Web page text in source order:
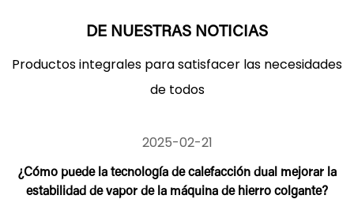
DE NUESTRAS NOTICIAS
Productos integrales para satisfacer las necesidades
de todos
2025-02-21
¿Cómo puede la tecnología de calefacción dual mejorar la
estabilidad de vapor de la máquina de hierro colgante?